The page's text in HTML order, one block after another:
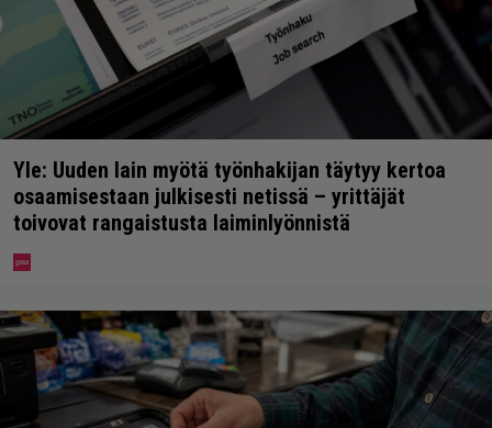
Yle: Uuden lain myötä työnhakijan täytyy kertoa
osaamisestaan julkisesti netissä – yrittäjät
toivovat rangaistusta laiminlyönnistä